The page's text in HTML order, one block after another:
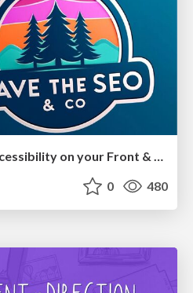
0 480